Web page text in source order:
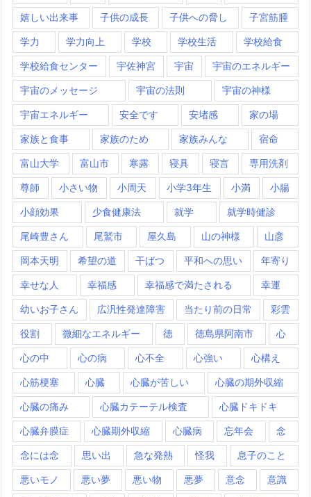
嬉しい出来事 子供の成長 子供への脅し 子宮筋腫
学力 学力向上 学校 学校生活 学校給食
学校給食センター 宇佐神宮 宇宙 宇宙のエネルギー
宇宙のメッセージ 宇宙の法則 宇宙の神様
宇宙エネルギー 安全です 安堵感 家の場
家族と食事 家族のため 家族みんな 宿命
富山大学 富山市 寒露 寝具 寝言 専用洗剤
尊師 小さい物 小周天 小学3年生 小満 小腸
小顔効果 少食健康法 就学 就学時健診
尾崎豊さん 尾鷲市 屋久島 山の神様 山彦
岡本天明 希望の道 干ばつ 平和への思い 年寄り
幸せな人 幸福感 幸福感で満たされる 幸運
幼いお子さん 広汎性発達障害 当たり前の日常 彩雲
役割 微細なエネルギー 徳 徳島県阿南市 心
心の中 心の病 心不全 心強い 心構え
心筋梗塞 心臓 心臓が苦しい 心臓の期外収縮
心臓の痛み 心臓カテーテル検査 心臓ドキドキ
心臓弁膜症 心臓期外収縮 心臓病 忘年会 念
念には念 思い出 急な発熱 怪我 息子のこと
悪いモノ 悪い夢 悪い物 悪夢 意念 意識